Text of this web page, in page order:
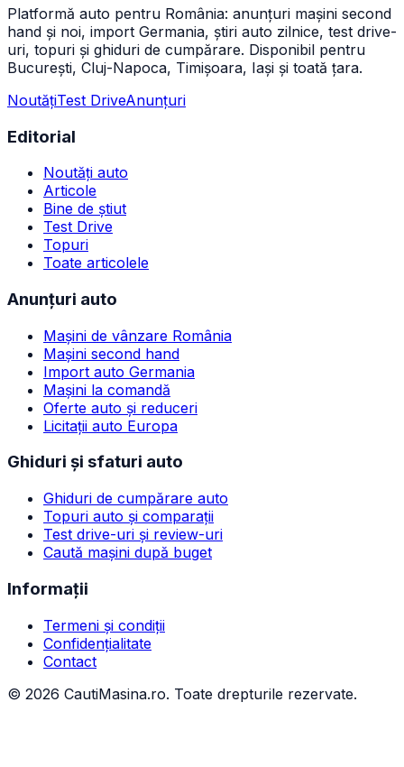
Platformă auto pentru România: anunțuri mașini second
hand și noi, import Germania, știri auto zilnice, test drive-
uri, topuri și ghiduri de cumpărare. Disponibil pentru
București, Cluj-Napoca, Timișoara, Iași și toată țara.
NoutățiTest DriveAnunțuri
Editorial
Noutăți auto
Articole
Bine de știut
Test Drive
Topuri
Toate articolele
Anunțuri auto
Mașini de vânzare România
Mașini second hand
Import auto Germania
Mașini la comandă
Oferte auto și reduceri
Licitații auto Europa
Ghiduri și sfaturi auto
Ghiduri de cumpărare auto
Topuri auto și comparații
Test drive-uri și review-uri
Caută mașini după buget
Informații
Termeni și condiții
Confidențialitate
Contact
© 2026 CautiMasina.ro. Toate drepturile rezervate.